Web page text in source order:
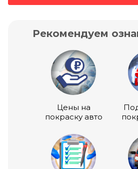
Рекомендуем
Цены на
покраску авто